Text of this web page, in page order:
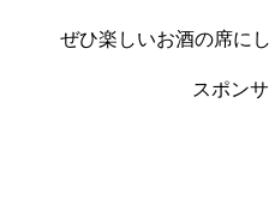
ぜひ楽しいお酒の席に
スポン